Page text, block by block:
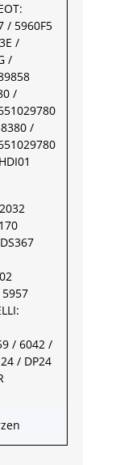
/ 5960F5
/
/
/
/
/ 6042 /
/ DP24